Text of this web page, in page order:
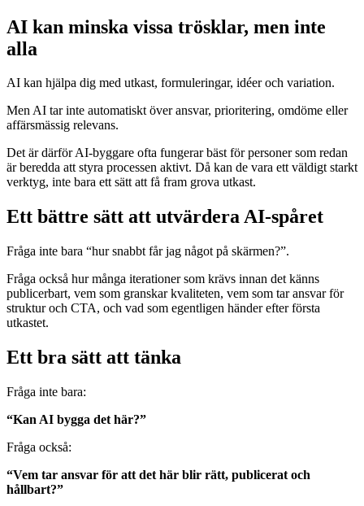
AI kan minska vissa trösklar, men inte
alla
AI kan hjälpa dig med utkast, formuleringar, idéer och variation.
Men AI tar inte automatiskt över ansvar, prioritering, omdöme eller
affärsmässig relevans.
Det är därför AI-byggare ofta fungerar bäst för personer som redan
är beredda att styra processen aktivt. Då kan de vara ett väldigt starkt
verktyg, inte bara ett sätt att få fram grova utkast.
Ett bättre sätt att utvärdera AI-spåret
Fråga inte bara “hur snabbt får jag något på skärmen?”.
Fråga också hur många iterationer som krävs innan det känns
publicerbart, vem som granskar kvaliteten, vem som tar ansvar för
struktur och CTA, och vad som egentligen händer efter första
utkastet.
Ett bra sätt att tänka
Fråga inte bara:
“Kan AI bygga det här?”
Fråga också:
“Vem tar ansvar för att det här blir rätt, publicerat och
hållbart?”